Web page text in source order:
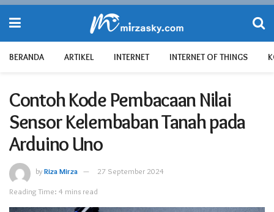
BERANDA ARTIKEL INTERNET INTERNET OF THINGS
Contoh Kode Pembacaan Nilai
Sensor Kelembaban Tanah pada
Arduino Uno
byRiza Mirza 27 September 2024
Reading Time: 4 mins read